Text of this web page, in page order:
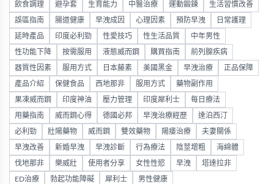
飲食調理 避孕套 生育能力 中醫治療 運動鍛鍊 生活習慣改善
誤區指南 腸道健康 早洩成因 心理因素 預防早洩 日常護理
延時產品 印度必利勁 性愛技巧 性生活品質 中年男性
性功能下降 按需服用 液態威而鋼 購買指南 前列腺疾病
器質性因素 服用方式 日本藤素 美國黑金 早洩治療 正品保障
產品介紹 保健食品 西地那非 服用方式 藥物副作用
果凍威而鋼 印度神油 壓力管理 印度犀利士 每日療法
用藥指南 威而鋼心得 德國必邦 早洩治療經歷 達泊西汀
必利勁 壯陽藥物 威而鋼 雙效藥物 陽痿治療 夫妻關係
早洩改善 新婚早洩 早洩診斷 行為療法 陰莖增粗 海綿體
伐地那非 樂威壯 使用者分享 女性性慾 早洩 塔達拉非
ED治療 勃起功能障礙 犀利士 男性健康